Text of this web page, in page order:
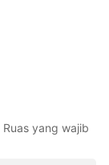
Ruas yang wajib